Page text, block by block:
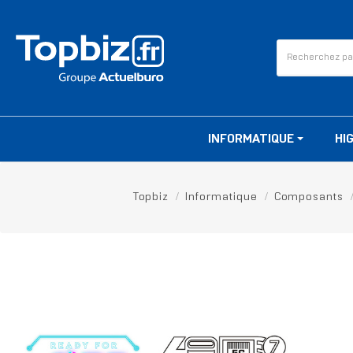
INFORMATIQUE
Topbiz Informatique Composants